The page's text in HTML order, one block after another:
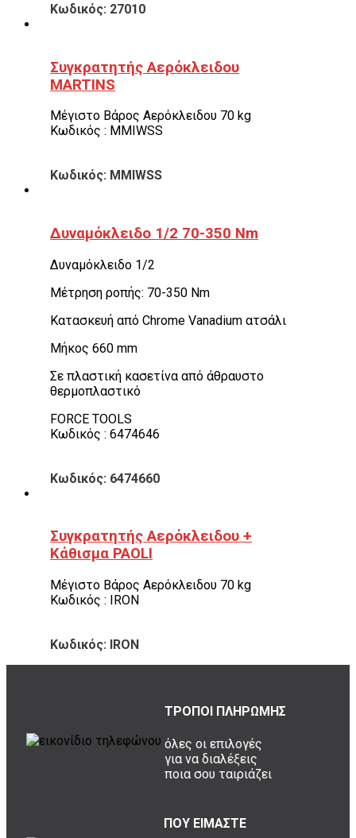
Κωδικός: 27010
Συγκρατητής Αερόκλειδου
MARTINS
Μέγιστο Βάρος Αερόκλειδου 70 kg
Κωδικός : MMIWSS
Κωδικός: MMIWSS
Δυναμόκλειδο 1/2 70-350 Nm
Δυναμόκλειδο 1/2
Μέτρηση ροπής: 70-350 Νm
Κατασκευή από Chrome Vanadium ατσάλι
Μήκος 660 mm
Σε πλαστική κασετίνα από άθραυστο
θερμοπλαστικό
FORCE TOOLS
Κωδικός : 6474646
Κωδικός: 6474660
Συγκρατητής Αερόκλειδου +
Κάθισμα PAOLI
Μέγιστο Βάρος Αερόκλειδου 70 kg
Κωδικός : IRON
Κωδικός: IRON
ΤΡΟΠΟΙ ΠΛΗΡΩΜΗΣ
όλες οι επιλογές
για να διαλέξεις
ποια σου ταιριάζει
ΠΟΥ ΕΙΜΑΣΤΕ